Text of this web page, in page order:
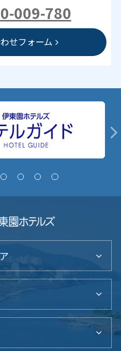
009-780
せフォーム